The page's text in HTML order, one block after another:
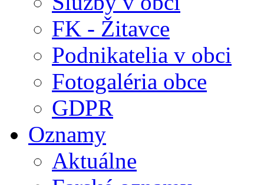
FK - Žitavce
Podnikatelia v obci
Fotogaléria obce
GDPR
Oznamy
Aktuálne